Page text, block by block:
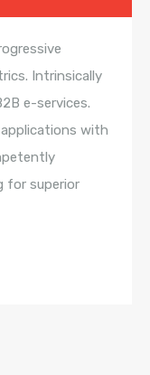
Intrinsically
e-services.
with
for superior